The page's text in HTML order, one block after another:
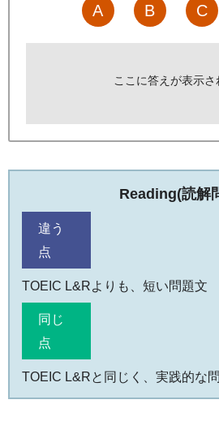
A B C
ここに答えが表示さ
Reading(読解
違う
点
TOEIC L&Rよりも、短い問題文
同じ
点
TOEIC L&Rと同じく、実践的な